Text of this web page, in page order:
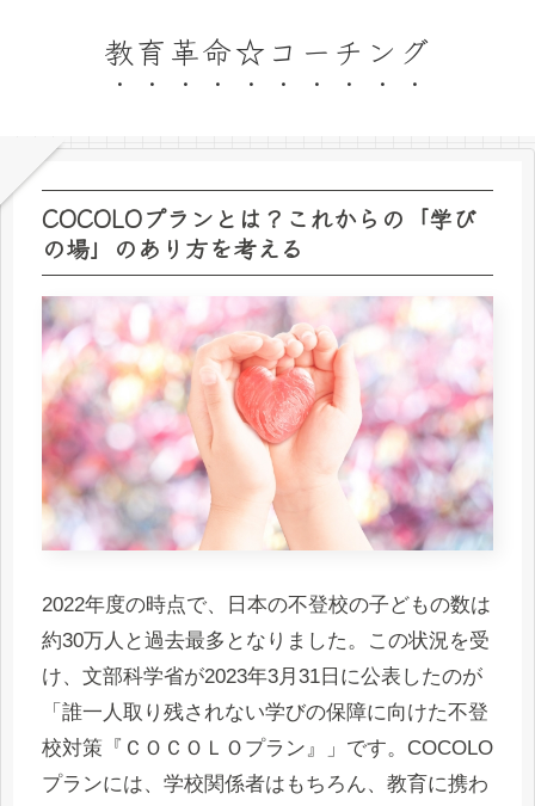
教育革命☆コーチング
COCOLOプランとは？これからの「学び
の場」のあり方を考える
2022年度の時点で、日本の不登校の子どもの数は
約30万人と過去最多となりました。この状況を受
け、文部科学省が2023年3月31日に公表したのが
「誰一人取り残されない学びの保障に向けた不登
校対策『ＣＯＣＯＬＯプラン』」です。COCOLO
プランには、学校関係者はもちろん、教育に携わ